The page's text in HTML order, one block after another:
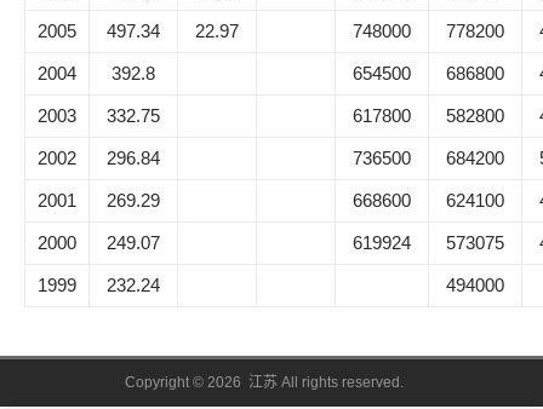
2005 497.34 22.97 748000 778200
2004 392.8 654500 686800
2003 332.75 617800 582800
2002 296.84 736500 684200
2001 269.29 668600 624100
2000 249.07 619924 573075
1999 232.24 494000
Copyright © 2026 江苏 All rights reserved.